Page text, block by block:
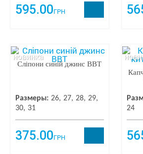
595.00ГРН
Сліпони синій джинс BBT
Размеры: 26 27 28 29
30
31
375.00ГРН
новинка
24